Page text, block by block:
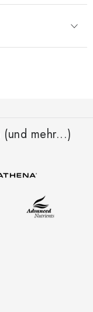
(und mehr...)